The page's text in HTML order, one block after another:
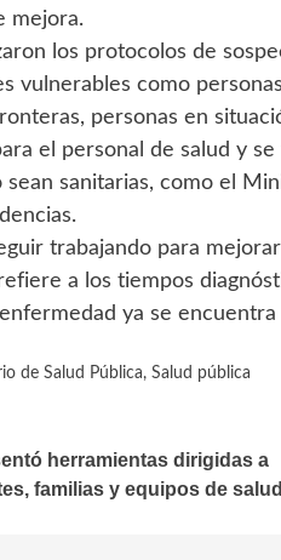
mejora.
los protocolos de
vulnerables como
personas en
el personal de salud y
sean sanitarias, como el
trabajando para
a los tiempos
ya se encuentra
de Salud Pública, Salud pública
herramientas dirigidas a
familias y equipos de salud